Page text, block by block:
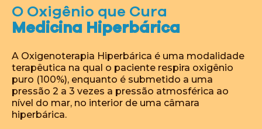
O Oxigênio que Cura
Medicina Hiperbárica
A Oxigenoterapia Hiperbárica é uma modalidade
terapêutica na qual o paciente respira oxigênio
puro (100%), enquanto é submetido a uma
pressão 2 a 3 vezes a pressão atmosférica ao
nível do mar, no interior de uma câmara
hiperbárica.